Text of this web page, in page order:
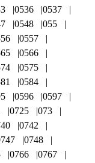
0536
0537
0548
055
0557
0566
0575
0584
0596
0597
0725
073
0742
0748
0766
0767